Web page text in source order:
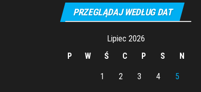
PRZEGLĄDAJ WEDŁUG DAT
Lipiec 2026
P
W Ś C P S N
1 2 3 4 5